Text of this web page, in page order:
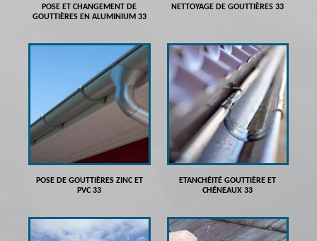
POSE ET CHANGEMENT DE
GOUTTIÈRES EN ALUMINIUM 33
NETTOYAGE DE GOUTTIÈRES 33
POSE DE GOUTTIÈRES ZINC ET
PVC 33
ETANCHÉITÉ GOUTTIÈRE ET
CHÉNEAUX 33